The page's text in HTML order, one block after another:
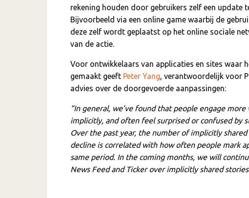
rekening houden door gebruikers zelf een update
Bijvoorbeeld via een online game waarbij de
deze zelf wordt geplaatst op het online sociale
van de actie.
Voor ontwikkelaars van applicaties en sites waar
gemaakt geeft Peter Yang, verantwoordelijk voor
advies over de doorgevoerde aanpassingen:
“In general, we’ve found that people engage
implicitly, and often feel surprised or confused by
Over the past year, the number of implicitly
decline is correlated with how often people mark
same period. In the coming months, we will
News Feed and Ticker over implicitly shared